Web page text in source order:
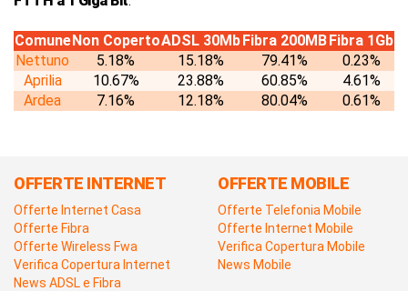
ComuneNon CopertoADSL 30MbFibra 200MBFibra 1Gb
Nettuno
5.18% 15.18% 79.41%
0.23%
Aprilia
10.67% 23.88% 60.85%
4.61%
Ardea
7.16% 12.18% 80.04% 0.61%
OFFERTE INTERNET
Offerte Internet Casa
Offerte Fibra
Offerte Wireless Fwa
Verifica Copertura Internet
News ADSL e Fibra
OFFERTE MOBILE
Offerte Telefonia Mobile
Offerte Internet Mobile
Verifica Copertura Mobile
News Mobile